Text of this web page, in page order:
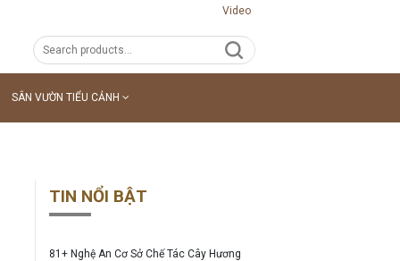
Video
SÂN VƯỜN TIỂU CẢNH
TIN NỔI BẬT
81+ Nghệ An Cơ Sở Chế Tác Cây Hương